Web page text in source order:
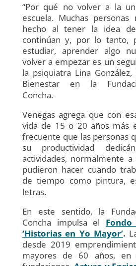
“Por qué no volver a la
escuela. Muchas
hecho al tener la idea
continúan y, por lo tanto,
estudiar, aprender algo
volver a empezar es un
la psiquiatra Lina
Bienestar en la
Concha.
Venegas agrega que con
vida de 15 o 20 años más
frecuente que las personas
su productividad
actividades, normalmente
pudieron hacer cuando
de tiempo como pintura,
letras.
En este sentido, la
Concha impulsa el
‘Historias en Yo Mayor’.
desde 2019
mayores de 60 años, en